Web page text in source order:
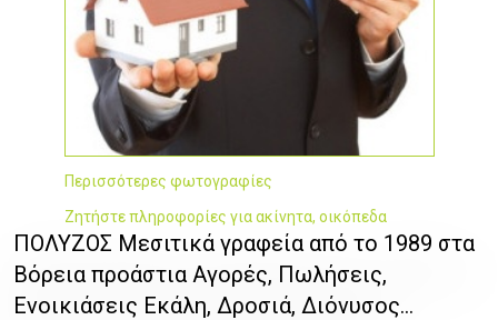
Περισσότερες φωτογραφίες
Ζητήστε πληροφορίες για ακίνητα, οικόπεδα
ΠΟΛΥΖΟΣ Μεσιτικά γραφεία από το 1989 στα
Βόρεια προάστια Αγορές, Πωλήσεις,
Ενοικιάσεις Εκάλη, Δροσιά, Διόνυσος...